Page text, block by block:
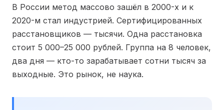
В России метод массово зашёл в 2000-х и к
2020-м стал индустрией. Сертифицированных
расстановщиков — тысячи. Одна расстановка
стоит 5 000–25 000 рублей. Группа на 8 человек,
два дня — кто-то зарабатывает сотни тысяч за
выходные. Это рынок, не наука.